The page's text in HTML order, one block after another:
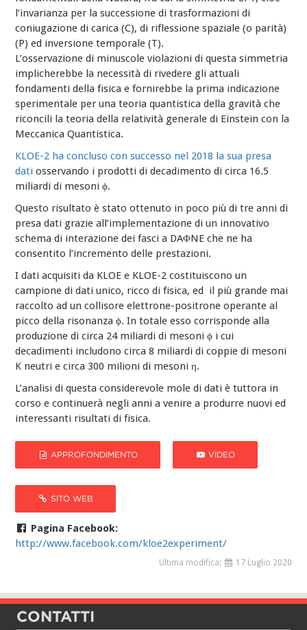
l’invarianza per la successione di trasformazioni di
coniugazione di carica (C), di riflessione spaziale (o parità)
(P) ed inversione temporale (T).
L’osservazione di minuscole violazioni di questa simmetria
implicherebbe la necessità di rivedere gli attuali
fondamenti della fisica e fornirebbe la prima indicazione
sperimentale per una teoria quantistica della gravità che
riconcili la teoria della relatività generale di Einstein con la
Meccanica Quantistica.
KLOE-2 ha concluso con successo nel 2018 la sua presa
dati osservando i prodotti di decadimento di circa 16.5
miliardi di mesoni ϕ.
Questo risultato è stato ottenuto in poco più di tre anni di
presa dati grazie all’implementazione di un innovativo
schema di interazione dei fasci a DAΦNE che ne ha
consentito l’incremento delle prestazioni.
I dati acquisiti da KLOE e KLOE-2 costituiscono un
campione di dati unico, ricco di fisica, ed il più grande mai
raccolto ad un collisore elettrone-positrone operante al
picco della risonanza ϕ. In totale esso corrisponde alla
produzione di circa 24 miliardi di mesoni ϕ i cui
decadimenti includono circa 8 miliardi di coppie di mesoni
K neutri e circa 300 milioni di mesoni η.
L’analisi di questa considerevole mole di dati è tuttora in
corso e continuerà negli anni a venire a produrre nuovi ed
interessanti risultati di fisica.
APPROFONDIMENTO VIDEO
SITO WEB
Pagina Facebook:
http://www.facebook.com/kloe2experiment/
Ultima modifica: 17 Luglio 2020
CONTATTI